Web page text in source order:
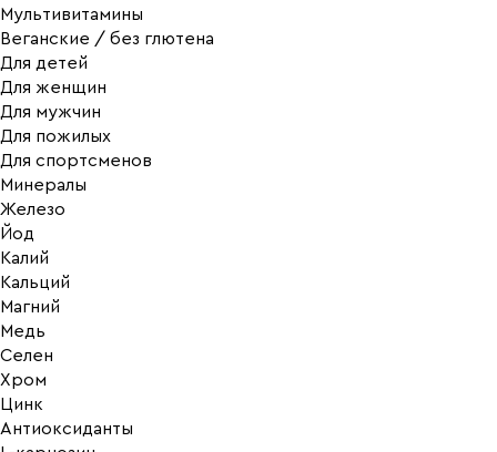
Мультивитамины
Веганские / без глютена
Для детей
Для женщин
Для мужчин
Для пожилых
Для спортсменов
Минералы
Железо
Йод
Калий
Кальций
Магний
Медь
Селен
Хром
Цинк
Антиоксиданты